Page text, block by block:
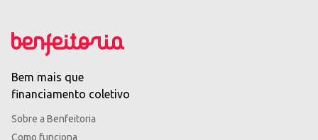
Bem mais que
financiamento coletivo
Sobre a Benfeitoria
Como funciona